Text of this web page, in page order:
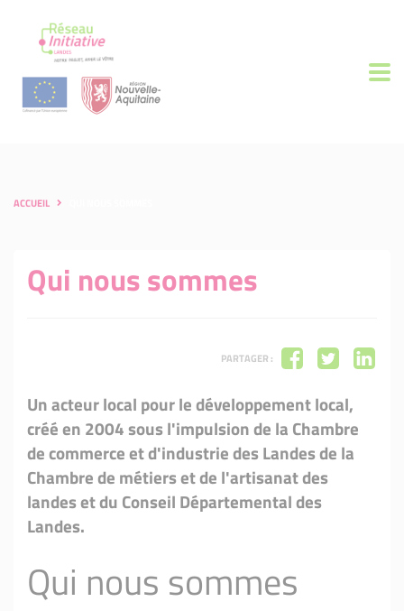
ACCUEIL
Qui nous sommes
PARTAGER :
Un acteur local pour le développement local,
créé en 2004 sous l'impulsion de la Chambre
de commerce et d'industrie des Landes de la
Chambre de métiers et de l'artisanat des
landes et du Conseil Départemental des
Landes.
Qui nous sommes